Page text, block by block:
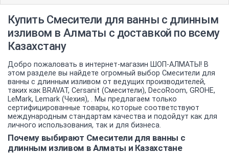
Купить Смесители для ванны с длинным
изливом в Алматы с доставкой по всему
Казахстану
Добро пожаловать в интернет-магазин ШОП-АЛМАТЫ! В
этом разделе вы найдете огромный выбор Смесители для
ванны с длинным изливом от ведущих производителей,
таких как BRAVAT, Cersanit (Смесители), DecoRoom, GROHE,
LeMark, Lemark (Чехия), . Мы предлагаем только
сертифицированные товары, которые соответствуют
международным стандартам качества и подойдут как для
личного использования, так и для бизнеса.
Почему выбирают Смесители для ванны с
длинным изливом в Алматы и Казахстане